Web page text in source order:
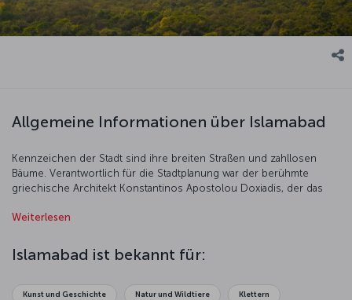
Allgemeine Informationen über Islamabad
Kennzeichen der Stadt sind ihre breiten Straßen und zahllosen
Bäume. Verantwortlich für die Stadtplanung war der berühmte
griechische Architekt Konstantinos Apostolou Doxiadis, der das
Weiterlesen
Islamabad ist bekannt für:
Kunst und Geschichte Natur und Wildtiere Klettern